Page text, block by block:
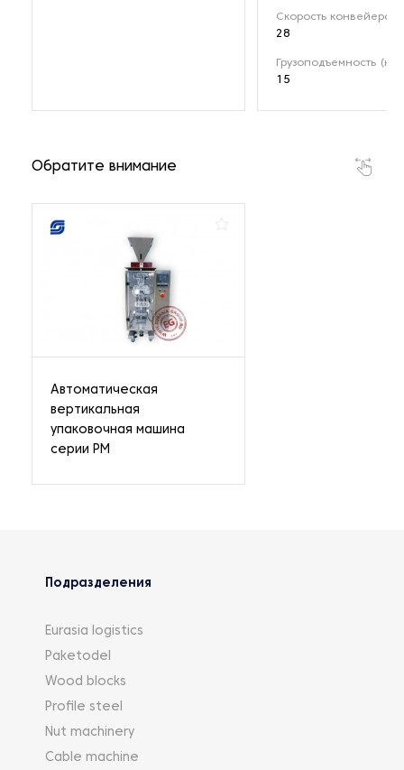
Скорость конвейера
28
Грузоподъемность (кг)
15
Обратите внимание
Автоматическая
вертикальная
упаковочная машина
серии PM
Подразделения
Eurasia logistics
Paketodel
Wood blocks
Profile steel
Nut machinery
Cable machine